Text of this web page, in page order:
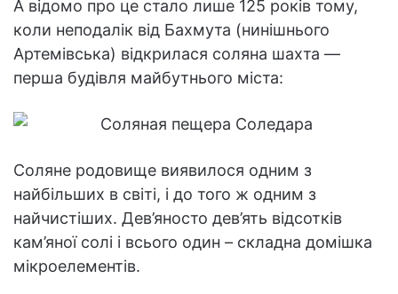
А відомо про це стало лише 125 років тому,
коли неподалік від Бахмута (нинішнього
Артемівська) відкрилася соляна шахта —
перша будівля майбутнього міста:
Соляне родовище виявилося одним з
найбільших в світі, і до того ж одним з
найчистіших. Дев’яносто дев’ять відсотків
кам’яної солі і всього один – складна домішка
мікроелементів.